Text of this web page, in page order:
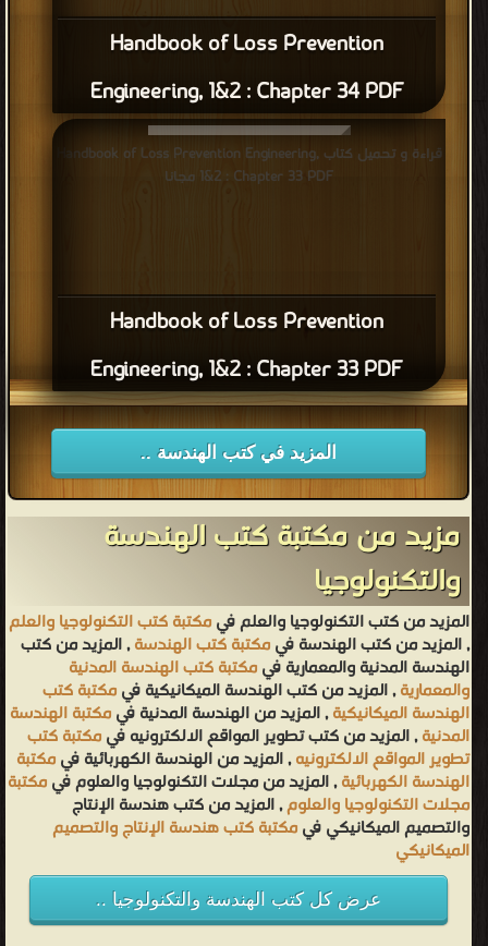
Handbook of Loss Prevention
Engineering, 1&2 : Chapter 34 PDF
Handbook of Loss Prevention
Engineering, 1&2 : Chapter 33 PDF
قراءة و تحميل كتاب Handbook of Loss Prevention Engineering,
1&2 : Chapter 33 PDF مجانا
المزيد في كتب الهندسة ..
مزيد من مكتبة كتب الهندسة
والتكنولوجيا
المزيد من كتب التكنولوجيا والعلم فيمكتبة كتب التكنولوجيا والعلم
, المزيد من كتب الهندسة فيمكتبة كتب الهندسة, المزيد من كتب
الهندسة المدنية والمعمارية فيمكتبة كتب الهندسة المدنية
والمعمارية, المزيد من كتب الهندسة الميكانيكية فيمكتبة كتب
الهندسة الميكانيكية, المزيد من الهندسة المدنية فيمكتبة الهندسة
المدنية, المزيد من كتب تطوير المواقع الالكترونيه فيمكتبة كتب
تطوير المواقع الالكترونيه, المزيد من الهندسة الكهربائية فيمكتبة
الهندسة الكهربائية, المزيد من مجلات التكنولوجيا والعلوم فيمكتبة
مجلات التكنولوجيا والعلوم, المزيد من كتب هندسة الإنتاج
والتصميم الميكانيكي فيمكتبة كتب هندسة الإنتاج والتصميم
الميكانيكي
عرض كل كتب الهندسة والتكنولوجيا ..